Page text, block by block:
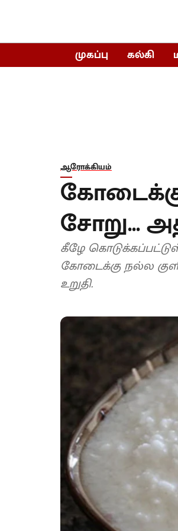
முகப்பு கல்கி
ஆரோக்கியம்
சோறு...
கீழே
கோடைக்கு நல்ல
உறுதி.